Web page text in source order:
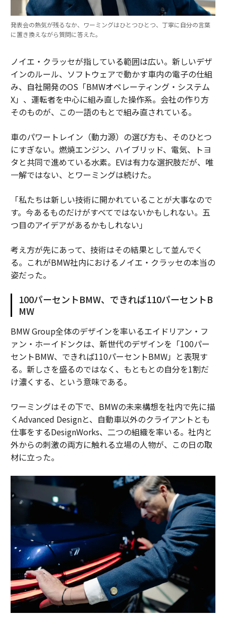
発表会の熱気が残るなか、ワーミングはひとつひとつ、丁寧に自分の言葉
に置き換えながら質問に答えた。
ノイエ・クラッセが指している範囲は広い。新しいデザ
インのルール、ソフトウェアで動かす車内の電子の仕組
み、自社開発のOS「BMWオペレーティング・システム
X」、運転者を中心に組み直した操作系。会社の作り方
そのものが、この一語のもとで組み直されている。
車のパワートレイン（動力源）の選び方も、そのひとつ
にすぎない。燃焼エンジン、ハイブリッド、電気、トヨ
タと共同で進めている水素。EVは有力な選択肢だが、唯
一解ではない、とワーミングは続けた。
「私たちは新しい技術に開かれていることが大事なので
す。今あるものだけがすべてではないかもしれない。五
つ目のアイデアがあるかもしれない」
考え方が先にあって、技術はその結果として並んでく
る。これがBMW社内におけるノイエ・クラッセの本当の
姿だった。
100パーセントBMW、できれば110パーセントB
MW
BMW Group全体のデザインを率いるエイドリアン・フ
ァン・ホーイドンクは、新世代のデザインを「100パー
セントBMW、できれば110パーセントBMW」と表現す
る。新しさを盛るのではなく、もともとの自分を1割だ
け濃くする、という意味である。
ワーミングはその下で、BMWの未来構想を社内で先に描
くAdvanced Designと、自動車以外のクライアントとも
仕事をするDesignWorks、二つの組織を率いる。社内と
外からの刺激の両方に触れる立場の人物が、この日の取
材に立った。